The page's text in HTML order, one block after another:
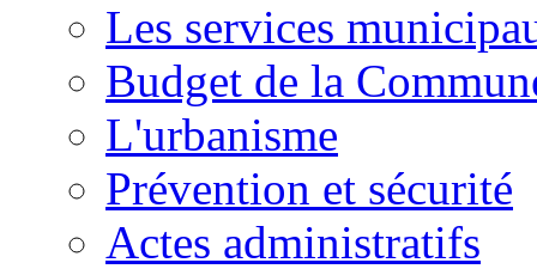
Les services
Budget de la
L'urbanisme
Prévention et sécurité
Actes administratifs